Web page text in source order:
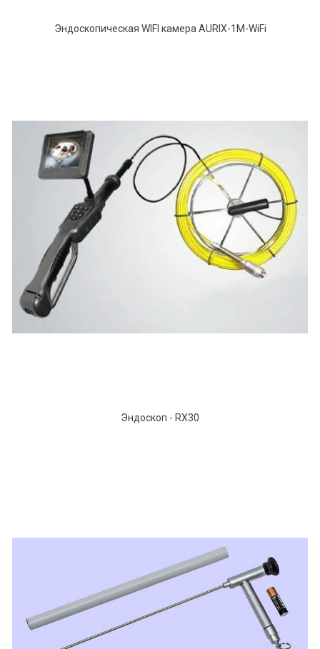
Эндоскопическая WIFI камера AURIX-1M-WiFi
Эндоскоп - RX30